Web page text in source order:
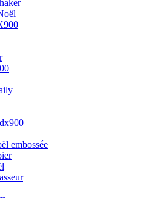
embossée